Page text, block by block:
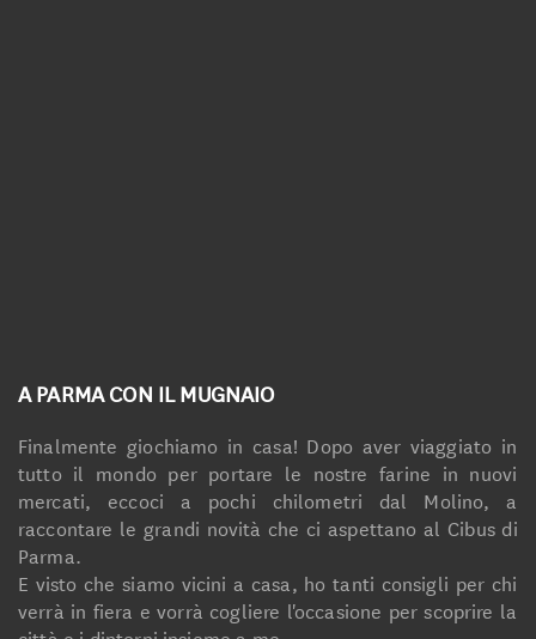
A PARMA CON IL MUGNAIO
Finalmente giochiamo in casa! Dopo aver viaggiato in
tutto il mondo per portare le nostre farine in nuovi
mercati, eccoci a pochi chilometri dal Molino, a
raccontare le grandi novità che ci aspettano al Cibus di
Parma.
E visto che siamo vicini a casa, ho tanti consigli per chi
verrà in fiera e vorrà cogliere l'occasione per scoprire la